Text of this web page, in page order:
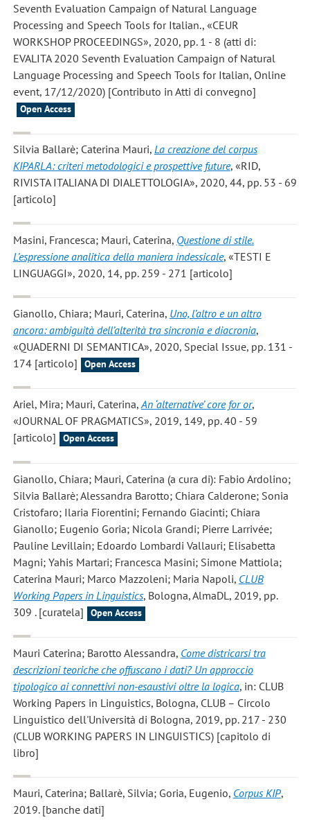
Seventh Evaluation Campaign of Natural Language
Processing and Speech Tools for Italian., «CEUR
WORKSHOP PROCEEDINGS», 2020, pp. 1 - 8 (atti di:
EVALITA 2020 Seventh Evaluation Campaign of Natural
Language Processing and Speech Tools for Italian, Online
event, 17/12/2020) [Contributo in Atti di convegno]
Open Access
Silvia Ballarè; Caterina Mauri, La creazione del corpus
KIPARLA: criteri metodologici e prospettive future, «RID,
RIVISTA ITALIANA DI DIALETTOLOGIA», 2020, 44, pp. 53 - 69
[articolo]
Masini, Francesca; Mauri, Caterina, Questione di stile.
L’espressione analitica della maniera indessicale, «TESTI E
LINGUAGGI», 2020, 14, pp. 259 - 271 [articolo]
Gianollo, Chiara; Mauri, Caterina, Uno, l’altro e un altro
ancora: ambiguità dell’alterità tra sincronia e diacronia,
«QUADERNI DI SEMANTICA», 2020, Special Issue, pp. 131 -
174 [articolo]
Open Access
Ariel, Mira; Mauri, Caterina,An ‘alternative’ core for or,
«JOURNAL OF PRAGMATICS», 2019, 149, pp. 40 - 59
[articolo]
Open Access
Gianollo, Chiara; Mauri, Caterina (a cura di): Fabio Ardolino;
Silvia Ballarè; Alessandra Barotto; Chiara Calderone; Sonia
Cristofaro; Ilaria Fiorentini; Fernando Giacinti; Chiara
Gianollo; Eugenio Goria; Nicola Grandi; Pierre Larrivée;
Pauline Levillain; Edoardo Lombardi Vallauri; Elisabetta
Magni; Yahis Martari; Francesca Masini; Simone Mattiola;
Caterina Mauri; Marco Mazzoleni; Maria Napoli, CLUB
Working Papers in Linguistics, Bologna, AlmaDL, 2019, pp.
309 . [curatela]
Open Access
Mauri Caterina; Barotto Alessandra, Come districarsi tra
descrizioni teoriche che offuscano i dati? Un approccio
tipologico ai connettivi non-esaustivi oltre la logica, in: CLUB
Working Papers in Linguistics, Bologna, CLUB – Circolo
Linguistico dell'Università di Bologna, 2019, pp. 217 - 230
(CLUB WORKING PAPERS IN LINGUISTICS) [capitolo di
libro]
Mauri, Caterina; Ballarè, Silvia; Goria, Eugenio, Corpus KIP,
2019. [banche dati]